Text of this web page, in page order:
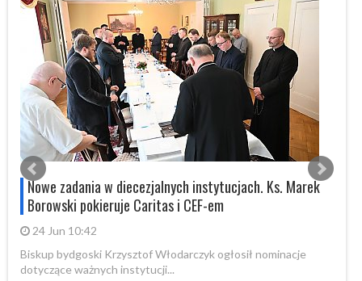
Nowe zadania w diecezjalnych instytucjach. Ks. Marek
Borowski pokieruje Caritas i CEF-em
24 Jun 10:42
Biskup bydgoski Krzysztof Włodarczyk ogłosił nominacje
dotyczące ważnych instytucji...